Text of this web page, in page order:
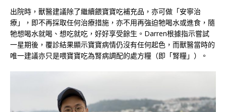
出院時，獸醫建議除了繼續餵寶寶吃補充品，亦可做「安寧治
療」，即不再採取任何治療措施，亦不用再強迫牠喝水或進食，隨
牠想喝水就喝、想吃就吃，好好享受餘生。Darren根據指示嘗試
一星期後，覆診結果顯示寶寶病情仍沒有任何起色，而獸醫當時的
唯一建議亦只是喂寶寶吃為腎病調配的處方糧（即「腎糧」）。